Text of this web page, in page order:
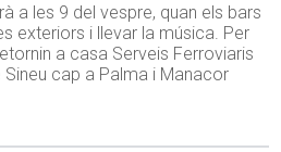
a les 9 del vespre, quan els bars
exteriors i llevar la música. Per
a casa Serveis Ferroviaris
cap a Palma i Manacor